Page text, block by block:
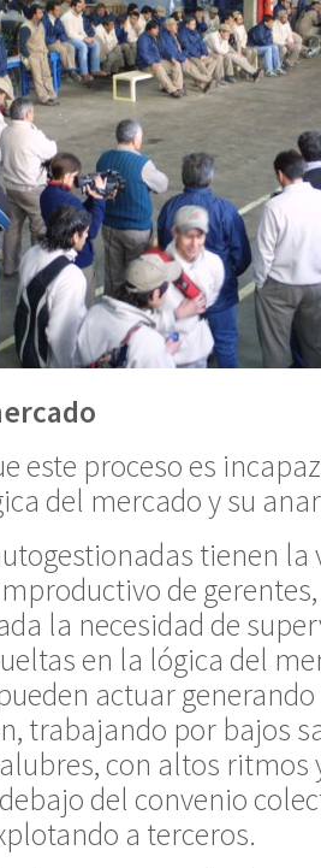
este proceso es
del mercado y su
tienen la
de
la necesidad de
en la lógica del
actuar
trabajando por bajos
con altos ritmos
del convenio
a terceros.